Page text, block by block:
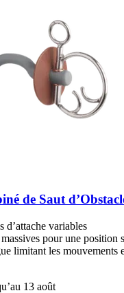
de Saut
d’attache variables
pour une position
limitant les mouvements
13 août